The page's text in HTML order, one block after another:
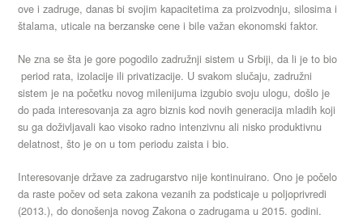
ove i zadruge, danas bi svojim kapacitetima za proizvodnju, silosima i
štalama, uticale na berzanske cene i bile važan ekonomski faktor.
Ne zna se šta je gore pogodilo zadružnji sistem u Srbiji, da li je to bio
period rata, izolacije ili privatizacije. U svakom slučaju, zadružni
sistem je na početku novog milenijuma izgubio svoju ulogu, došlo je
do pada interesovanja za agro biznis kod novih generacija mladih koji
su ga doživljavali kao visoko radno intenzivnu ali nisko produktivnu
delatnost, što je on u tom periodu zaista i bio.
Interesovanje države za zadrugarstvo nije kontinuirano. Ono je počelo
da raste počev od seta zakona vezanih za podsticaje u poljoprivredi
(2013.), do donošenja novog Zakona o zadrugama u 2015. godini.